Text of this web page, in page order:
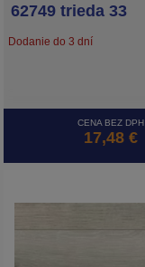
62749 trieda 33
Dodanie do 3 dní
CENA BEZ DPH
17,48 €